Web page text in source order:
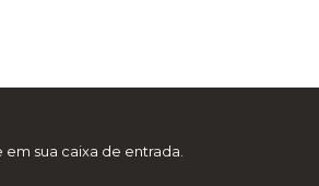
sua caixa de entrada.